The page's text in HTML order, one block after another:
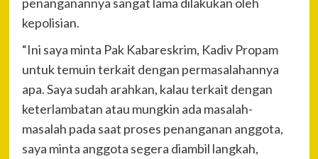
kepolisian.
“Ini saya minta Pak Kabareskrim, Kadiv Propam
untuk temuin terkait dengan permasalahannya
apa. Saya sudah arahkan, kalau terkait dengan
keterlambatan atau mungkin ada masalah-
masalah pada saat proses penanganan anggota,
saya minta anggota segera diambil langkah,